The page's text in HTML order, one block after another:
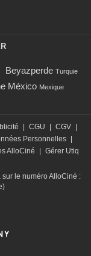
Beyazperde Turquie
México Mexique
CGU CGV
Personnelles
AlloCiné
Gérer Utiq
le numéro AlloCiné :